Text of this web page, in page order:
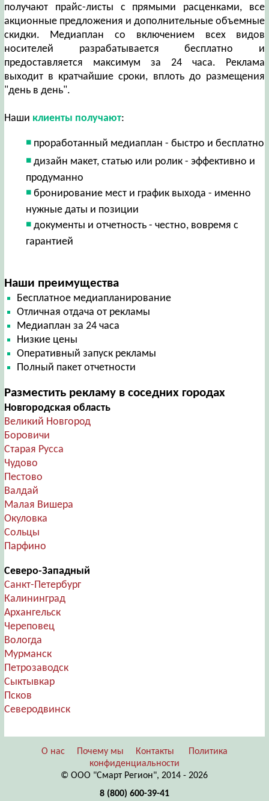
получают прайс-листы с прямыми расценками, все
акционные предложения и дополнительные объемные
скидки. Медиаплан со включением всех видов
носителей разрабатывается бесплатно и
предоставляется максимум за 24 часа. Реклама
выходит в кратчайшие сроки, вплоть до размещения
"день в день".
Наши клиенты получают:
проработанный медиаплан - быстро и бесплатно
дизайн макет, статью или ролик - эффективно и
продуманно
бронирование мест и график выхода - именно
нужные даты и позиции
документы и отчетность - честно, вовремя с
гарантией
Наши преимущества
Бесплатное медиапланирование
Отличная отдача от рекламы
Медиаплан за 24 часа
Низкие цены
Оперативный запуск рекламы
Полный пакет отчетности
Разместить рекламу в соседних городах
Новгородская область
Великий Новгород
Боровичи
Старая Русса
Чудово
Пестово
Валдай
Малая Вишера
Окуловка
Сольцы
Парфино
Северо-Западный
Санкт-Петербург
Калининград
Архангельск
Череповец
Вологда
Мурманск
Петрозаводск
Сыктывкар
Псков
Северодвинск
О нас Почему мы Контакты
Политика
конфиденциальности
© ООО "Смарт Регион", 2014 - 2026
8 (800) 600-39-41